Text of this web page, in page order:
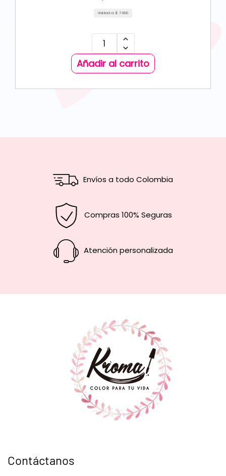
Unidad a: $ 7.800
Añadir al carrito
Envíos a todo Colombia
Compras 100% Seguras
Atención personalizada
Contáctanos